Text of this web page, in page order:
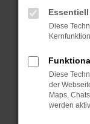
Manche
können
Fenster?
Starte
Das kann
Probleme
Essentiell
Diese
Diese
der
Maps,
werden